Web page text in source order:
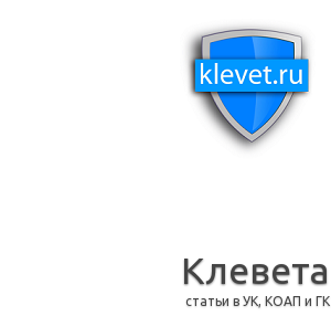
Клевета
статьи в УК, КОАП и ГК